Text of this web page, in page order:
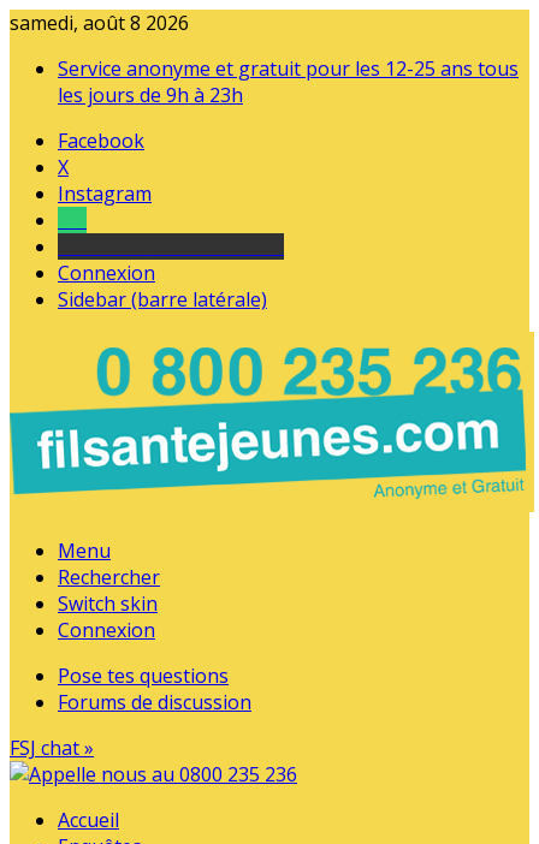
samedi, août 8 2026
Service anonyme et gratuit pour les 12-25 ans tous
les jours de 9h à 23h
Facebook
X
Instagram
Connexion
Sidebar (barre latérale)
Menu
Rechercher
Switch skin
Connexion
Pose tes questions
Forums de discussion
FSJ chat »
Accueil